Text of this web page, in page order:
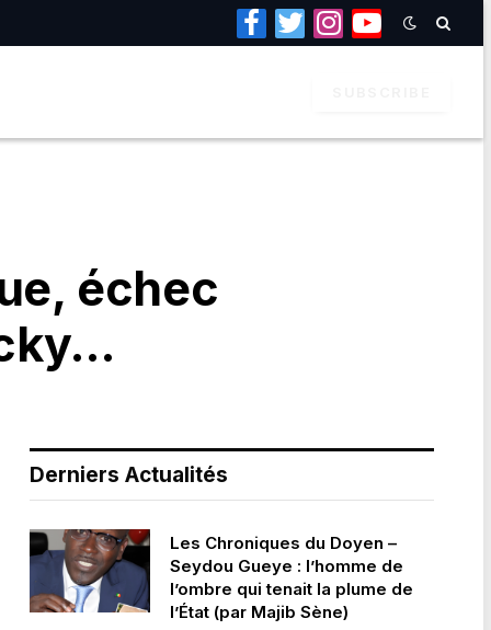
Facebook
TwitterInstagramYouTube
échec
Derniers Actualités
Les Chroniques du Doyen –
Seydou Gueye : l’homme de
l’ombre qui tenait la plume de
l’État (par Majib Sène)